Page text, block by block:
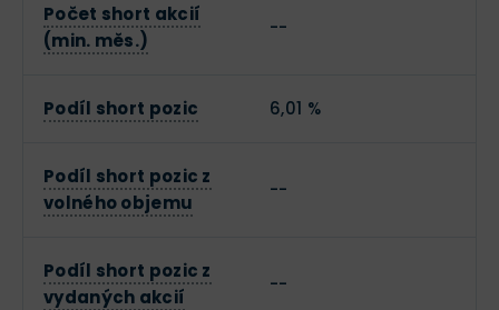
Počet short akcií
(min. měs.)
--
Podíl short pozic 6,01 %
Podíl short pozic z
volného objemu
--
Podíl short pozic z
vydaných akcií
--